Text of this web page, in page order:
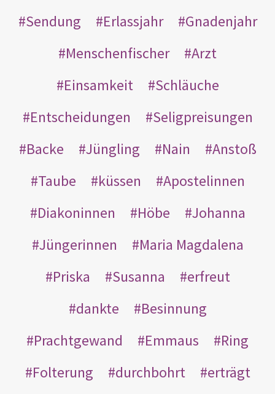
Sendung
Erlassjahr
Gnadenjahr
Menschenfischer
Arzt
Einsamkeit
Schläuche
Entscheidungen
Seligpreisungen
Backe
Jüngling Nain
Anstoß
Taube
küssen
Apostelinnen
Diakoninnen
Höbe
Johanna
Jüngerinnen
Maria Magdalena
Priska
Susanna
erfreut
dankte
Besinnung
Prachtgewand
Emmaus
Ring
Folterung
durchbohrt
erträgt